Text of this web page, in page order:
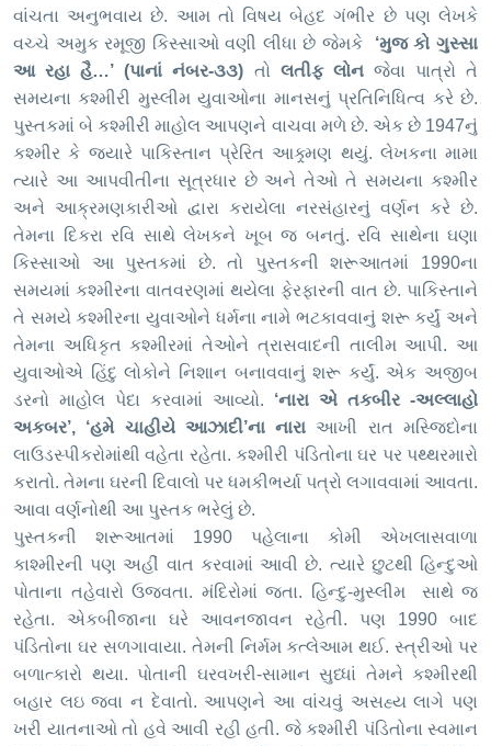
વાંચતા અનુભવાય છે. આમ તો વિષય બેહદ ગંભીર છે પણ લેખકે
વચ્ચે અમુક રમૂજી કિસ્સાઓ વણી લીધા છે જેમકે ‘મુજ કો ગુસ્સા
આ રહા હૈ…’ (પાનાં નંબર-૩૩) તો લતીફ લોન જેવા પાત્રો તે
સમયના કશ્મીરી મુસ્લીમ યુવાઓના માનસનું પ્રતિનિધિત્વ કરે છે.
પુસ્તકમાં બે કશ્મીરી માહોલ આપણને વાચવા મળે છે. એક છે 1947નું
કશ્મીર કે જ્યારે પાકિસ્તાન પ્રેરિત આક્ર્મણ થયું. લેખકના મામા
ત્યારે આ આપવીતીના સૂત્રધાર છે અને તેઓ તે સમયના કશ્મીર
અને આક્રમણકારીઓ દ્વારા કરાયેલા નરસંહારનું વર્ણન કરે છે.
તેમના દિકરા રવિ સાથે લેખકને ખૂબ જ બનતું. રવિ સાથેના ઘણા
કિસ્સાઓ આ પુસ્તકમાં છે. તો પુસ્તકની શરૂઆતમાં 1990ના
સમયમાં કશ્મીરના વાતવરણમાં થયેલા ફેરફારની વાત છે. પાકિસ્તાને
તે સમયે કશ્મીરના યુવાઓને ધર્મના નામે ભટકાવવાનું શરૂ કર્યું અને
તેમના અધિકૃત કશ્મીરમાં તેઓને ત્રાસવાદની તાલીમ આપી. આ
યુવાઓએ હિંદુ લોકોને નિશાન બનાવવાનું શરૂ કર્યું. એક અજીબ
ડરનો માહોલ પેદા કરવામાં આવ્યો. ‘નારા એ તકબીર -અલ્લાહો
અકબર’, ‘હમે ચાહીયે આઝાદી’ના નારા આખી રાત મસ્જિદોના
લાઉડસ્પીકરોમાંથી વહેતા રહેતા. કશ્મીરી પંડિતોના ઘર પર પથ્થરમારો
કરાતો. તેમના ઘરની દિવાલો પર ધમકીભર્યા પત્રો લગાવવામાં આવતા.
આવા વર્ણનોથી આ પુસ્તક ભરેલું છે.
પુસ્તકની શરૂઆતમાં 1990 પહેલાના કોમી એખલાસવાળા
કાશ્મીરની પણ અહીં વાત કરવામાં આવી છે. ત્યારે છુટથી હિન્દુઓ
પોતાના તહેવારો ઉજવતા. મંદિરોમાં જતા. હિન્દુ-મુસ્લીમ સાથે જ
રહેતા. એકબીજાના ઘરે આવનજાવન રહેતી. પણ 1990 બાદ
પંડિતોના ઘર સળગાવાયા. તેમની નિર્મમ કત્લેઆમ થઈ. સ્ત્રીઓ પર
બળાત્કારો થયા. પોતાની ઘરવખરી-સામાન સુધ્ધાં તેમને કશ્મીરથી
બહાર લઇ જવા ન દેવાતો. આપણને આ વાંચવું અસહ્ય લાગે પણ
ખરી યાતનાઓ તો હવે આવી રહી હતી. જે કશ્મીરી પંડિતોના સ્વમાન